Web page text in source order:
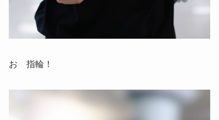
お 指輪！